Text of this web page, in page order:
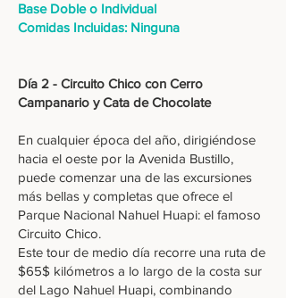
Base Doble o Individual
Comidas Incluidas: Ninguna
Día 2 - Circuito Chico con Cerro
Campanario y Cata de Chocolate
En cualquier época del año, dirigiéndose
hacia el oeste por la Avenida Bustillo,
puede comenzar una de las excursiones
más bellas y completas que ofrece el
Parque Nacional Nahuel Huapi: el famoso
Circuito Chico.
Este tour de medio día recorre una ruta de
$65$ kilómetros a lo largo de la costa sur
del Lago Nahuel Huapi, combinando